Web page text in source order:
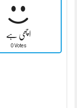
اچھی ہے
0 Votes